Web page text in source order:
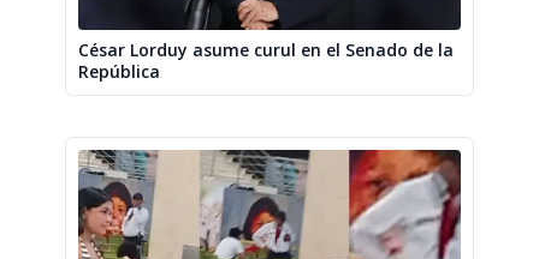
César Lorduy asume curul en el Senado de la
República